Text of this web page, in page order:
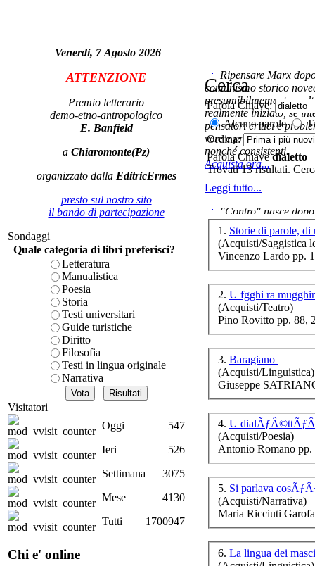
LA
Venerdi, 7 Agosto 2026
ATTENZIONE
Premio letterario
demo-etno-antropologico
E. Banfield
a Chiaromonte(Pz)
organizzato dalla EditricErmes
presto sul nostro sito
il bando di partecipazione
Sondaggi
Quale categoria di libri preferisci?
Letteratura
Manualistica
Poesia
Storia
Testi universitari
Guide turistiche
Diritto
Filosofia
Testi in lingua originale
Narrativa
Visitatori
Oggi
547
Ieri
526
Settimana
3075
Mese
4130
Tutti
1700947
Chi e' online
Ripensare Marx
comunismo storico
presumibilmemente
realmente iniziato, se
pensatori critici e
vere e proprie correnti
nonché consistenti.
Acquista ora...
Leggi tutto...
"Contro" nasce
cominciato con la
ripensaremarx. i saggi
questa collaborazione
è teorica, sempre però
presente fase.
Acquista ora...
A feed could not be
http://www.lastampa.it/
Cerca
Parola Chiave:
Alcune parole
Ordina:
Parola Chiavedialetto
Trovati 13 risultati.
1. Storie di parole,
(Acquisti/Saggistica
Vincenzo Lardo pp.
2. U fgghi ra
(Acquisti/Teatro)
Pino Rovitto pp. 88,
3. Baragiano
(Acquisti/Linguistica)
Giuseppe
4. U
(Acquisti/Poesia)
Antonio Romano pp.
5. Si parlava
(Acquisti/Narrativa)
Maria Ricciuti
6. La lingua dei